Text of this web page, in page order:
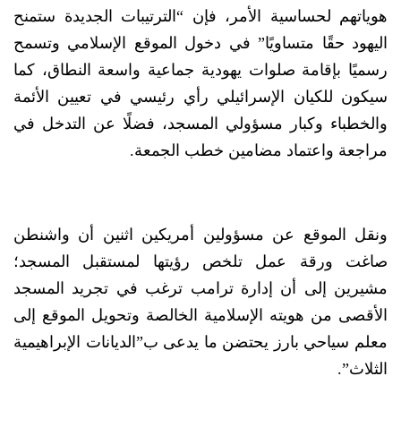
هوياتهم لحساسية الأمر، فإن “الترتيبات الجديدة ستمنح
اليهود حقًا متساويًا” في دخول الموقع الإسلامي وتسمح
رسميًا بإقامة صلوات يهودية جماعية واسعة النطاق، كما
سيكون للكيان الإسرائيلي رأي رئيسي في تعيين الأئمة
والخطباء وكبار مسؤولي المسجد، فضلًا عن التدخل في
مراجعة واعتماد مضامين خطب الجمعة.
ونقل الموقع عن مسؤولين أمريكين اثنين أن واشنطن
صاغت ورقة عمل تلخص رؤيتها لمستقبل المسجد؛
مشيرين إلى أن إدارة ترامب ترغب في تجريد المسجد
الأقصى من هويته الإسلامية الخالصة وتحويل الموقع إلى
معلم سياحي بارز يحتضن ما يدعى ب”الديانات الإبراهيمية
الثلاث”.